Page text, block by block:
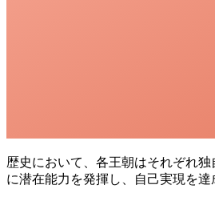
歴史において、各王朝はそれぞれ
に潜在能力を発揮し、自己実現を